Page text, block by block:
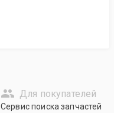
Для покупателей
Сервис поиска запчастей